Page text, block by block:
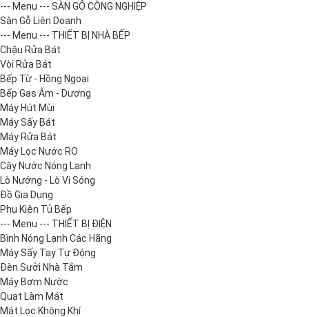
--- Menu --- SÀN GỖ CÔNG NGHIỆP
Sàn Gỗ Liên Doanh
--- Menu --- THIẾT BỊ NHÀ BẾP
Chậu Rửa Bát
Vòi Rửa Bát
Bếp Từ - Hồng Ngoại
Bếp Gas Âm - Dương
Máy Hút Mùi
Máy Sấy Bát
Máy Rửa Bát
Máy Lọc Nước RO
Cây Nước Nóng Lạnh
Lò Nướng - Lò Vi Sóng
Đồ Gia Dụng
Phụ Kiện Tủ Bếp
--- Menu --- THIẾT BỊ ĐIỆN
Bình Nóng Lạnh Các Hãng
Máy Sấy Tay Tự Động
Đèn Sưởi Nhà Tắm
Máy Bơm Nước
Quạt Làm Mát
Mát Lọc Không Khí